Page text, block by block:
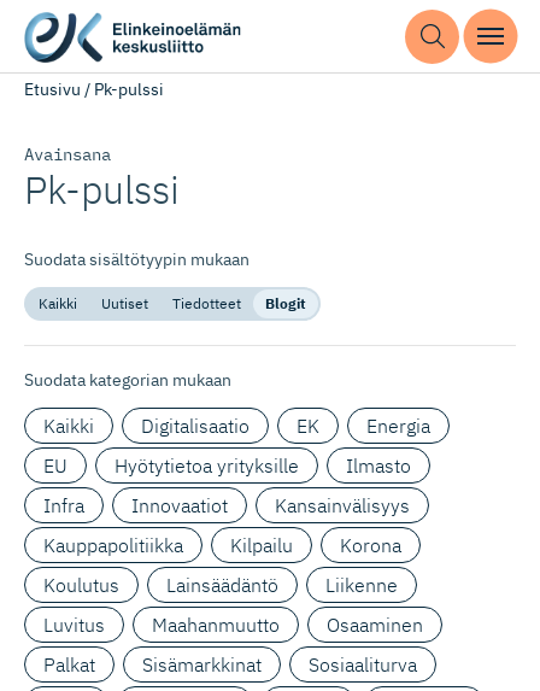
Etusivu / Pk-pulssi
Avainsana
Pk-pulssi
Suodata sisältötyypin mukaan
Kaikki Uutiset Tiedotteet Blogit
Suodata kategorian mukaan
Kaikki Digitalisaatio EK
Energia
EU
Hyötytietoa yrityksille
Ilmasto
Infra
Innovaatiot
Kansainvälisyys
Kauppapolitiikka
Kilpailu
Korona
Koulutus
Lainsäädäntö
Liikenne
Luvitus
Maahanmuutto
Osaaminen
Palkat
Sisämarkkinat
Sosiaaliturva